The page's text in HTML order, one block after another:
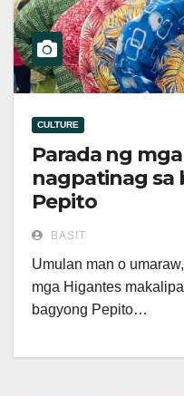
CULTURE
Parada ng
nagpatinag sa
Pepito
BASIT
Umulan man o
mga Higantes
bagyong Pepito…